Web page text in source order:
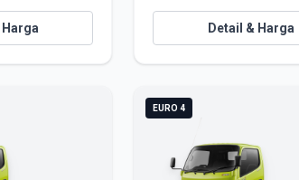
Harga Detail & Harga
EURO 4